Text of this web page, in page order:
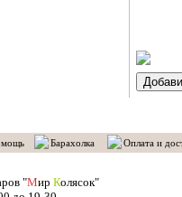
Барахолка Оплата и
"Мир Колясок"